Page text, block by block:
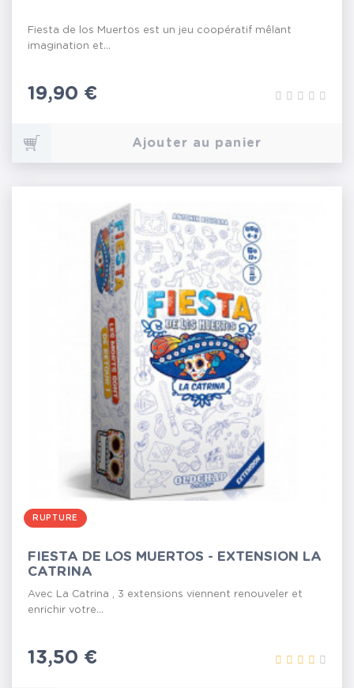
Fiesta de los Muertos est un jeu coopératif mêlant
imagination et...
Prix
19,90 €
Ajouter au panier
RUPTURE
FIESTA DE LOS MUERTOS - EXTENSION LA
CATRINA
Avec La Catrina , 3 extensions viennent renouveler et
enrichir votre...
Prix
13,50 €